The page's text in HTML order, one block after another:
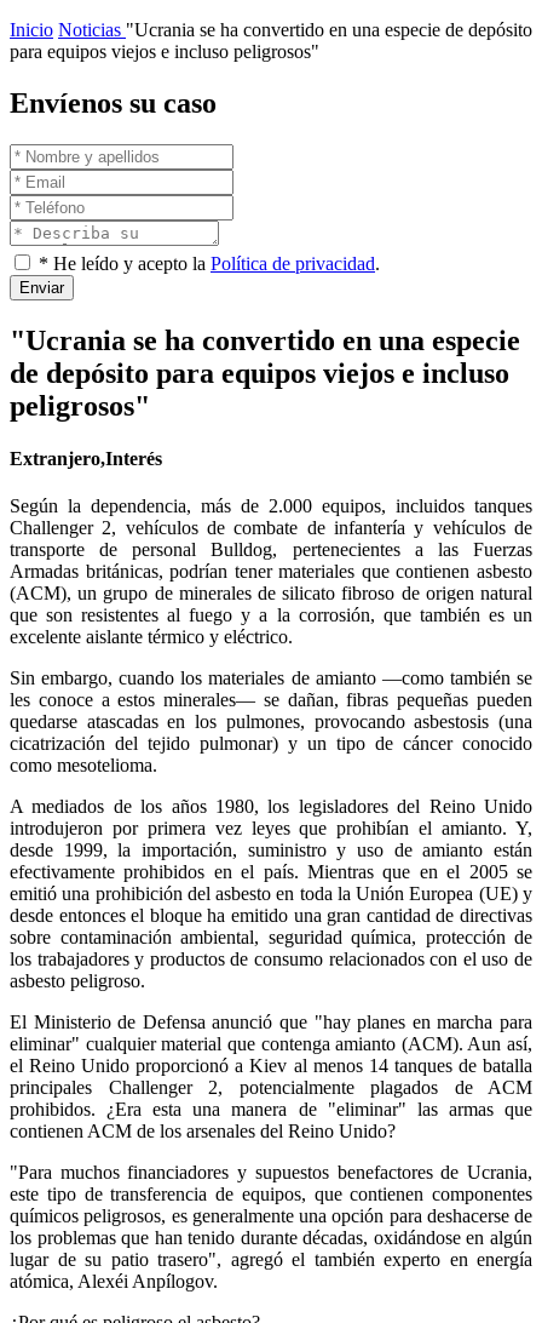
Inicio Noticias "Ucrania se ha convertido en una especie de depósito
para equipos viejos e incluso peligrosos"
Envíenos su caso
* He leído y acepto la Política de privacidad.
Enviar
"Ucrania se ha convertido en una especie
de depósito para equipos viejos e incluso
peligrosos"
Extranjero,Interés
Según la dependencia, más de 2.000 equipos, incluidos tanques
Challenger 2, vehículos de combate de infantería y vehículos de
transporte de personal Bulldog, pertenecientes a las Fuerzas
Armadas británicas, podrían tener materiales que contienen asbesto
(ACM), un grupo de minerales de silicato fibroso de origen natural
que son resistentes al fuego y a la corrosión, que también es un
excelente aislante térmico y eléctrico.
Sin embargo, cuando los materiales de amianto —como también se
les conoce a estos minerales— se dañan, fibras pequeñas pueden
quedarse atascadas en los pulmones, provocando asbestosis (una
cicatrización del tejido pulmonar) y un tipo de cáncer conocido
como mesotelioma.
A mediados de los años 1980, los legisladores del Reino Unido
introdujeron por primera vez leyes que prohibían el amianto. Y,
desde 1999, la importación, suministro y uso de amianto están
efectivamente prohibidos en el país. Mientras que en el 2005 se
emitió una prohibición del asbesto en toda la Unión Europea (UE) y
desde entonces el bloque ha emitido una gran cantidad de directivas
sobre contaminación ambiental, seguridad química, protección de
los trabajadores y productos de consumo relacionados con el uso de
asbesto peligroso.
El Ministerio de Defensa anunció que "hay planes en marcha para
eliminar" cualquier material que contenga amianto (ACM). Aun así,
el Reino Unido proporcionó a Kiev al menos 14 tanques de batalla
principales Challenger 2, potencialmente plagados de ACM
prohibidos. ¿Era esta una manera de "eliminar" las armas que
contienen ACM de los arsenales del Reino Unido?
"Para muchos financiadores y supuestos benefactores de Ucrania,
este tipo de transferencia de equipos, que contienen componentes
químicos peligrosos, es generalmente una opción para deshacerse de
los problemas que han tenido durante décadas, oxidándose en algún
lugar de su patio trasero", agregó el también experto en energía
atómica, Alexéi Anpílogov.